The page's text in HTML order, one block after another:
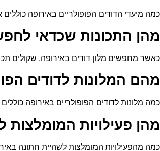
כמה מיעדי הדודים הפופולריים באירופה כוללים
מהן התכונות שכדאי
כאשר מחפשים מלון דודים באירופה, שקולים
מהם המלונות לדודים
כמה מלונות לדודים הפופולריים באירופה
מהן פעילויות
כמה מהפעילויות המומלצות לשהיית חתונה